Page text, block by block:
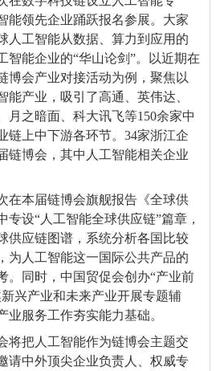
能领先企业踊跃报名参展。大家
人工智能从数据、算力到应用的
智能企业的“华山论剑”。以近期在
博会产业对接活动为例，聚焦以
能产业，吸引了高通、英伟达、
月之暗面、科大讯飞等150余家中
链上中下游各环节。34家浙江企
链博会，其中人工智能相关企业
在本届链博会旗舰报告《全球供
专设“人工智能全球供应链”篇章，
供应链图谱，系统分析各国比较
为人工智能这一国际公共产品的
。同时，中国贸促会创办“产业前
兴产业和未来产业开展专题辅
业服务工作夯实能力基础。
将把人工智能作为链博会主题交
请中外顶尖企业负责人、权威专